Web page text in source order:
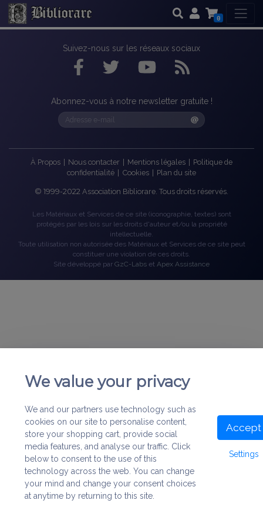
0
Suivez-nous sur les réseaux sociaux
Abonnez-vous à notre newsletter gratuite !
À Propos Nous contacter Mentions légales
Politique de
confidentialité
Cookies Plan du site
© 1999-2022 Association Bibliorare. Tous droits réservés.
Les Matériaux et Services de ce site (iconographie, textes) sont
protégés par les lois sur les droits d'auteur et/ou la propriété
intellectuelle.
Toute utilisation non autorisée des Matériaux et Services de ce site peut
constituer une violation de ces droits.
Site développé par GzC-Labs et Apex Assistance
We value your privacy
We and our partners use technology such as
cookies on our site to personalise content,
store your shopping cart, provide social
media features, and analyse our traffic. Click
below to consent to the use of this
technology across the web. You can change
your mind and change your consent choices
at anytime by returning to this site.
Accept
Settings